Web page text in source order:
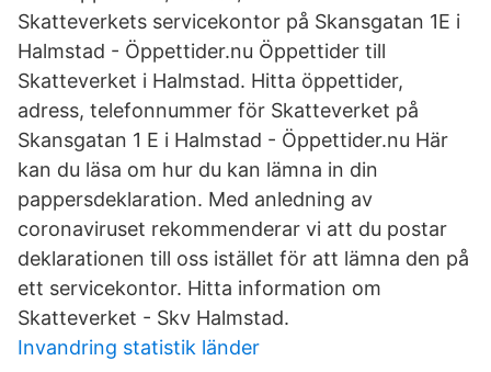
Skatteverkets servicekontor på Skansgatan 1E i
Halmstad - Öppettider.nu Öppettider till
Skatteverket i Halmstad. Hitta öppettider,
adress, telefonnummer för Skatteverket på
Skansgatan 1 E i Halmstad - Öppettider.nu Här
kan du läsa om hur du kan lämna in din
pappersdeklaration. Med anledning av
coronaviruset rekommenderar vi att du postar
deklarationen till oss istället för att lämna den på
ett servicekontor. Hitta information om
Skatteverket - Skv Halmstad.
Invandring statistik länder